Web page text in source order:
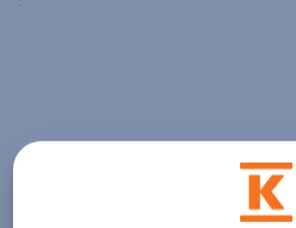
Yksityiskohtainen kuvaus löytyy